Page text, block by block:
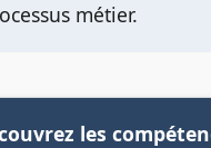
métier.
les